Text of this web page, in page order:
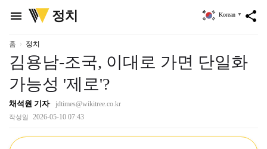
menu
위
키
정치 share
Korean ▼
홈 정치
김용남-조국, 이대로 가면 단일화
가능성 '제로'?
채석원 기자 jdtimes@wikitree.co.kr
작성일 2026-05-10 07:43